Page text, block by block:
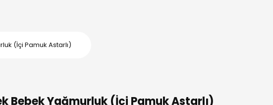
(İçi Pamuk Astarlı)
Bebek Yağmurluk (İçi Pamuk Astarlı)